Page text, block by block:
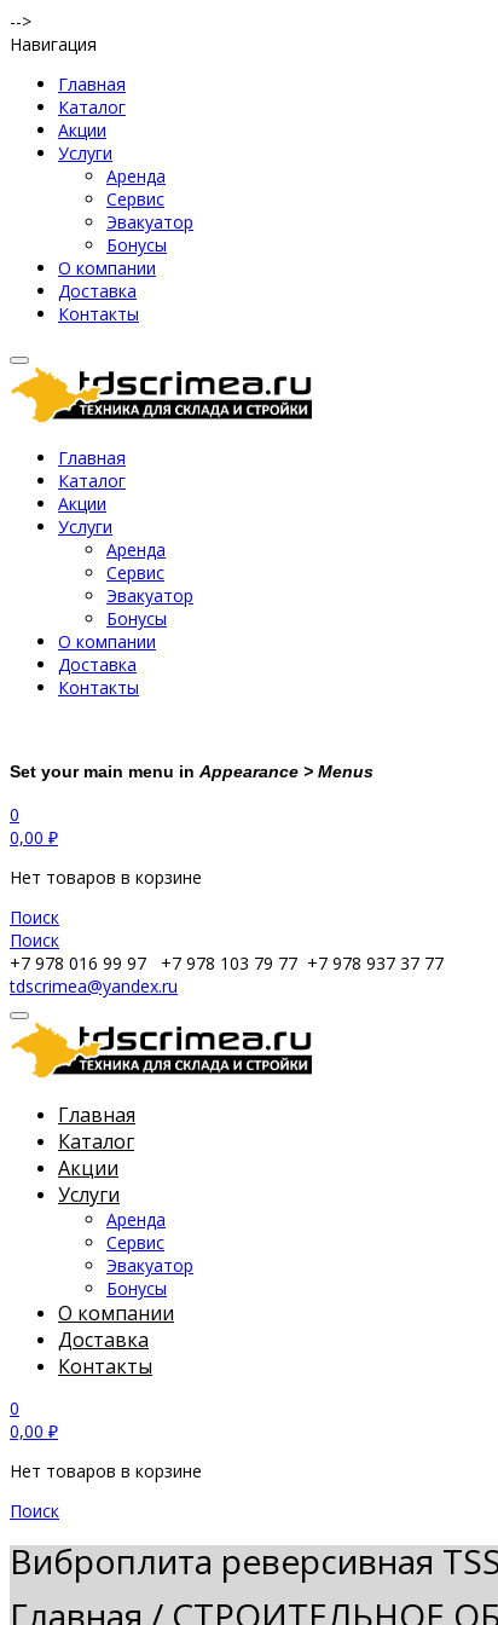
-->
Навигация
Главная
Каталог
Акции
Услуги
Аренда
Сервис
Эвакуатор
Бонусы
О компании
Доставка
Контакты
Главная
Каталог
Акции
Услуги
Аренда
Сервис
Эвакуатор
Бонусы
О компании
Доставка
Контакты
Set your main menu in Appearance > Menus
0
0,00 ₽
Нет товаров в корзине
Поиск
Поиск
+7 978 016 99 97
+7 978 103 79 77 +7 978 937 37 77
tdscrimea@yandex.ru
Главная
Каталог
Акции
Услуги
Аренда
Сервис
Эвакуатор
Бонусы
О компании
Доставка
Контакты
0
0,00 ₽
Нет товаров в корзине
Поиск
Виброплита реверсивная
Главная / СТРОИТЕЛЬНОЕ